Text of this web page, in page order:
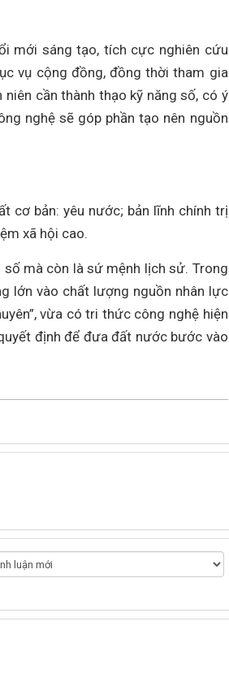
mới sáng tạo, tích cực nghiên cứu
vụ cộng đồng, đồng thời tham gia
cần thành thạo kỹ năng số, có ý
nghệ sẽ góp phần tạo nên nguồn
cơ bản: yêu nước; bản lĩnh chính trị
xã hội cao.
mà còn là sứ mệnh lịch sử. Trong
lớn vào chất lượng nguồn nhân lực
vừa có tri thức công nghệ hiện
định để đưa đất nước bước vào